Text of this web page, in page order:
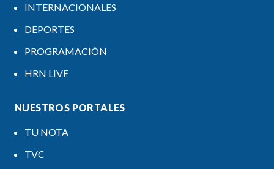
INTERNACIONALES
DEPORTES
PROGRAMACIÓN
HRN LIVE
NUESTROS PORTALES
TU NOTA
TVC